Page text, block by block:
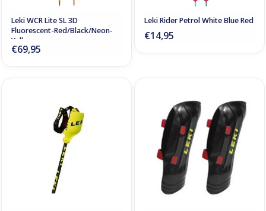
Leki WCR Lite SL 3D
Fluorescent-Red/Black/Neon-
Yellow
€69,95
Leki Rider Petrol White Blue Red
€14,95